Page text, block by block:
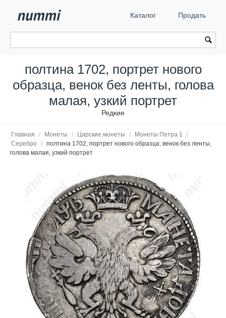
Каталог Продать
полтина 1702, портрет нового
образца, венок без ленты, голова
малая, узкий портрет
Редкие
Главная / Монеты / Царские монеты / Монеты Петра 1
/
Серебро
/ полтина 1702, портрет нового образца, венок без ленты,
голова малая, узкий портрет